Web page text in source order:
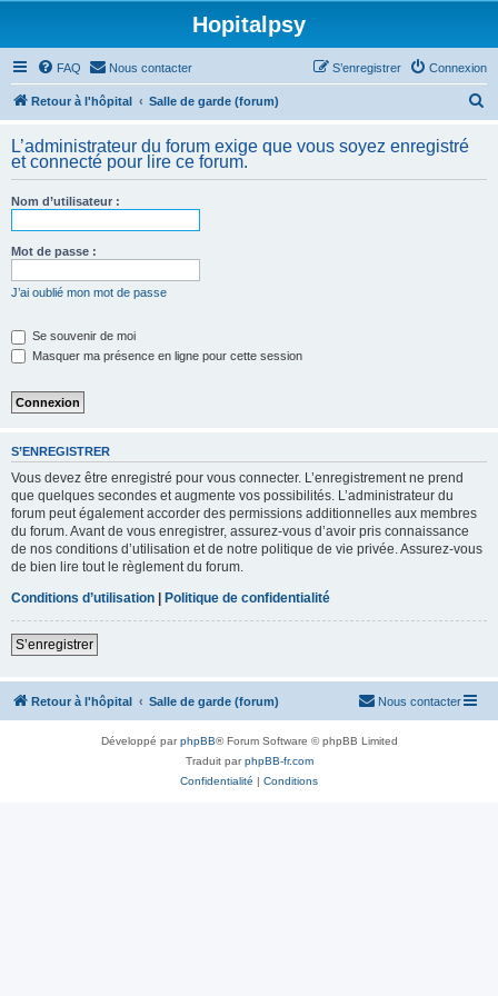
Hopitalpsy
FAQ Nous contacter Connexion
S’enregistrer
Retour à l'hôpital Salle de garde (forum)
h
L’administrateur du forum exige que vous soyez enregistré
et connecté pour lire ce forum.
Nom d’utilisateur :
Mot de passe :
J’ai oublié mon mot de passe
Se souvenir de moi
Masquer ma présence en ligne pour cette session
S’ENREGISTRER
Vous devez être enregistré pour vous connecter. L’enregistrement ne prend
que quelques secondes et augmente vos possibilités. L’administrateur du
forum peut également accorder des permissions additionnelles aux membres
du forum. Avant de vous enregistrer, assurez-vous d’avoir pris connaissance
de nos conditions d’utilisation et de notre politique de vie privée. Assurez-vous
de bien lire tout le règlement du forum.
Conditions d’utilisation | Politique de confidentialité
S’enregistrer
Retour à l'hôpital Salle de garde (forum) Nous contacter
Développé parphpBB® Forum Software © phpBB Limited
Traduit parphpBB-fr.com
Confidentialité | Conditions